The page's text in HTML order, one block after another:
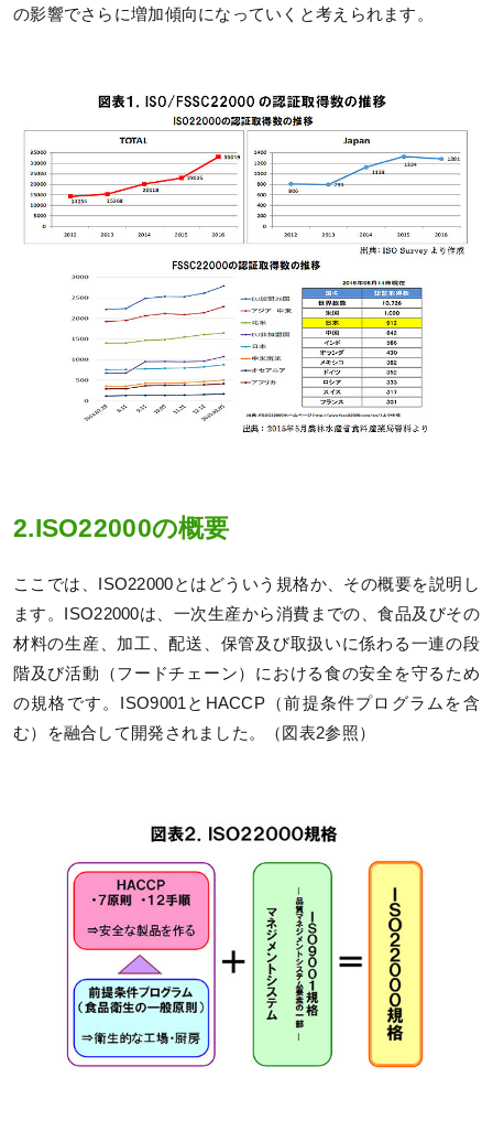
の影響でさらに増加傾向になっていくと考えられます。
2.ISO22000の概要
ここでは、ISO22000とはどういう規格か、その概要を説明し
ます。ISO22000は、一次生産から消費までの、食品及びその
材料の生産、加工、配送、保管及び取扱いに係わる一連の段
階及び活動（フードチェーン）における食の安全を守るため
の規格です。ISO9001とHACCP（前提条件プログラムを含
む）を融合して開発されました。（図表2参照）